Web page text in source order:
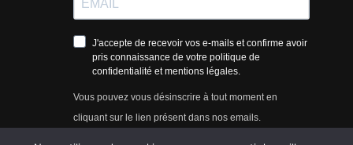
J'accepte de recevoir vos e-mails et confirme avoir
pris connaissance de votre politique de
confidentialité et mentions légales.
Vous pouvez vous désinscrire à tout moment en
cliquant sur le lien présent dans nos emails.